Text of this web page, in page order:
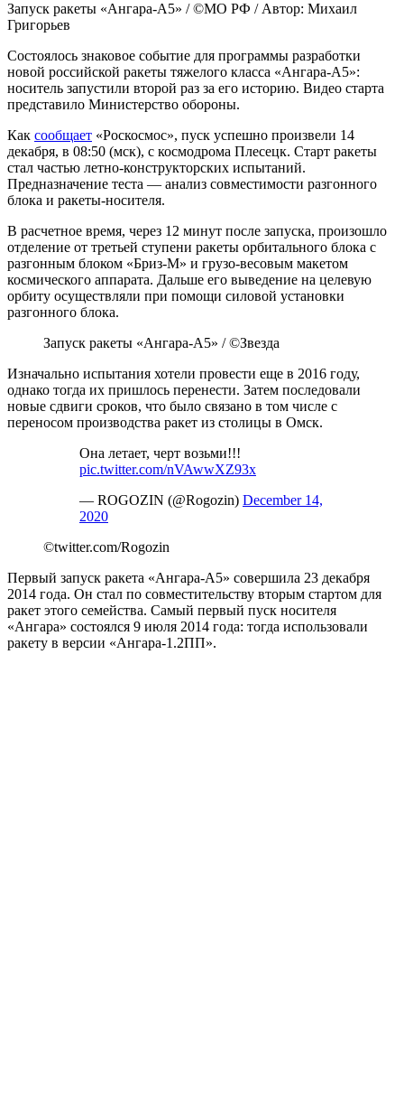
Запуск ракеты «Ангара-А5» / ©МО РФ / Автор: Михаил
Григорьев
Состоялось знаковое событие для программы разработки
новой российской ракеты тяжелого класса «Ангара-А5»:
носитель запустили второй раз за его историю. Видео старта
представило Министерство обороны.
Как сообщает «Роскосмос», пуск успешно произвели 14
декабря, в 08:50 (мск), с космодрома Плесецк. Старт ракеты
стал частью летно-конструкторских испытаний.
Предназначение теста — анализ совместимости разгонного
блока и ракеты-носителя.
В расчетное время, через 12 минут после запуска, произошло
отделение от третьей ступени ракеты орбитального блока с
разгонным блоком «Бриз-М» и грузо-весовым макетом
космического аппарата. Дальше его выведение на целевую
орбиту осуществляли при помощи силовой установки
разгонного блока.
Запуск ракеты «Ангара-А5» / ©Звезда
Изначально испытания хотели провести еще в 2016 году,
однако тогда их пришлось перенести. Затем последовали
новые сдвиги сроков, что было связано в том числе с
переносом производства ракет из столицы в Омск.
Она летает, черт возьми!!!
pic.twitter.com/nVAwwXZ93x
— ROGOZIN (@Rogozin) December 14,
2020
©twitter.com/Rogozin
Первый запуск ракета «Ангара-А5» совершила 23 декабря
2014 года. Он стал по совместительству вторым стартом для
ракет этого семейства. Самый первый пуск носителя
«Ангара» состоялся 9 июля 2014 года: тогда использовали
ракету в версии «Ангара-1.2ПП».